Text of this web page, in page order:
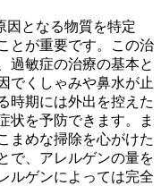
因となる物質を特定
とが重要です。この治
過敏症の治療の基本と
でくしゃみや鼻水が止
時期には外出を控えた
状を予防できます。ま
まめな掃除を心がけた
で、アレルゲンの量を
ルゲンによっては完全